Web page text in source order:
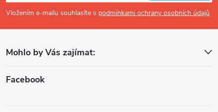
p
a
Vložením e-mailu souhlasíte s podmínkami ochrany osobních údajů
Mohlo by Vás zajímat:
Facebook